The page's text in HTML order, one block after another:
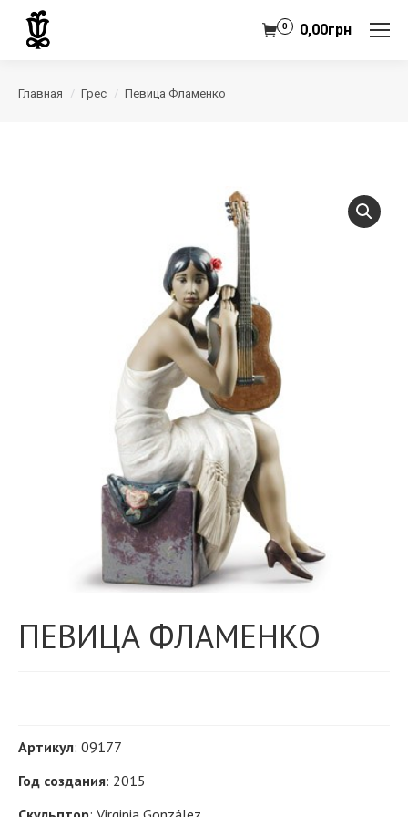
0,00грн
0
Главная Грес Певица Фламенко
ПЕВИЦА ФЛАМЕНКО
Артикул: 09177
Год создания: 2015